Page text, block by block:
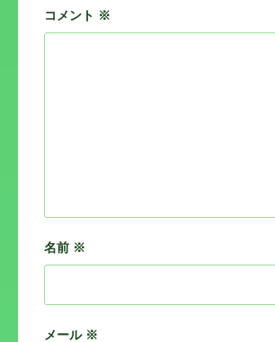
コメント ※
名前 ※
メール ※